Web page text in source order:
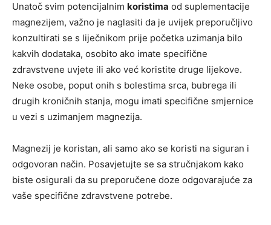
Unatoč svim potencijalnim koristima od suplementacije
magnezijem, važno je naglasiti da je uvijek preporučljivo
konzultirati se s liječnikom prije početka uzimanja bilo
kakvih dodataka, osobito ako imate specifične
zdravstvene uvjete ili ako već koristite druge lijekove.
Neke osobe, poput onih s bolestima srca, bubrega ili
drugih kroničnih stanja, mogu imati specifične smjernice
u vezi s uzimanjem magnezija.
Magnezij je koristan, ali samo ako se koristi na siguran i
odgovoran način. Posavjetujte se sa stručnjakom kako
biste osigurali da su preporučene doze odgovarajuće za
vaše specifične zdravstvene potrebe.